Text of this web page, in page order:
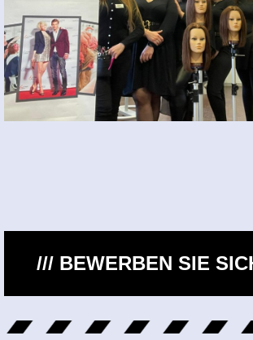
/// BEWERBEN SIE